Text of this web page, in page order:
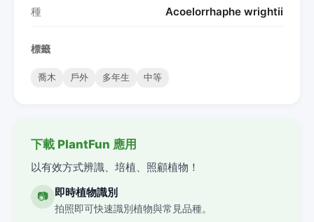
種 Acoelorrhaphe wrightii
標籤
喬木 戶外 多年生 中等
下載 PlantFun 應用
以有效方式辨識、培植、照顧植物！
📷 即時植物識別
拍照即可快速識別植物與常見品種。